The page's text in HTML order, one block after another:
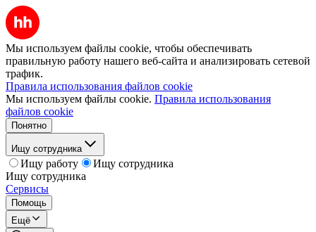
Мы используем файлы cookie, чтобы обеспечивать
правильную работу нашего веб-сайта и анализировать сетевой
трафик.
Правила использования файлов cookie
Мы используем файлы cookie. Правила использования
файлов cookie
Понятно
Ищу сотрудника
Ищу работу
Ищу сотрудника
Ищу сотрудника
Сервисы
Помощь
Ещё